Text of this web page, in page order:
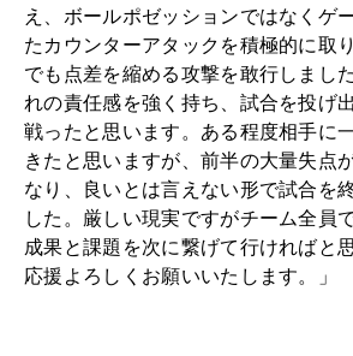
え、ボールポゼッションではなくゲ
たカウンターアタックを積極的に取
でも点差を縮める攻撃を敢行しまし
れの責任感を強く持ち、試合を投げ
戦ったと思います。ある程度相手に
きたと思いますが、前半の大量失点
なり、良いとは言えない形で試合を
した。厳しい現実ですがチーム全員
成果と課題を次に繋げて行ければと
応援よろしくお願いいたします。」